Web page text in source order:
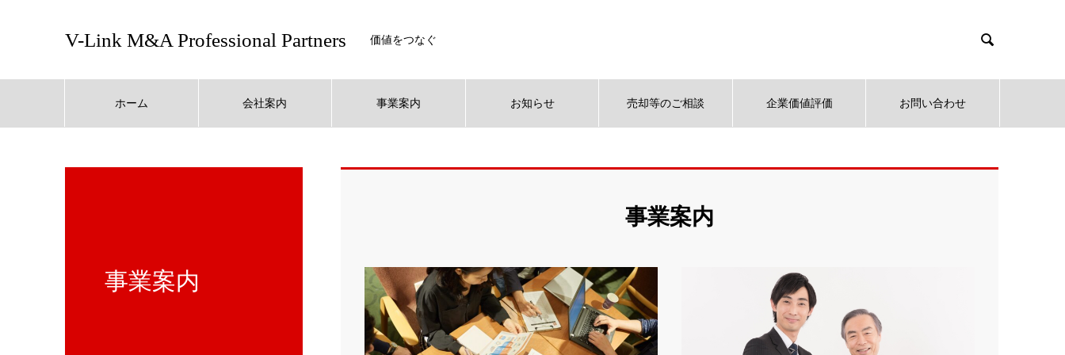
V-Link M&A Professional Partners 価値をつなぐ 
ホーム 会社案内 事業案内 お知らせ 売却等のご相談 企業価値評価 お問い合わせ
事業案内
事業案内